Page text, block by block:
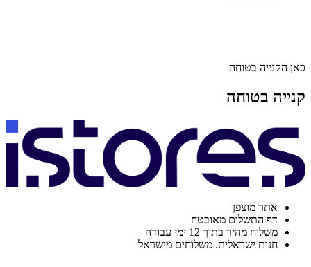
כאן הקנייה בטוחה
קנייה בטוחה
אתר מוצפן
דף התשלום מאובטח
משלוח מהיר בתוך 12 ימי עבודה
חנות ישראלית. משלוחים מישראל